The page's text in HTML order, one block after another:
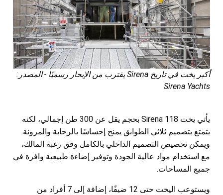
أكبر يخت في تاريخ Sirena يقترب من الإبحار رسميًا - المصدر:
Sirena Yachts
يأتي يخت Sirena 118 بحجم يقل عن 300 طن إجمالي، لكنه
يتمتع بتصميم ثلاثي الطوابق يمنح إحساسًا بالرحابة والمرونة.
ويمكن تخصيص التصميم الداخلي بالكامل وفق رغبة المالك،
مع استخدام مواد عالية الجودة وتوفير إضاءة طبيعية وافرة في
جميع المساحات.
ويستوعب اليخت حتى 12 ضيفًا، إضافة إلى 7 أفراد من